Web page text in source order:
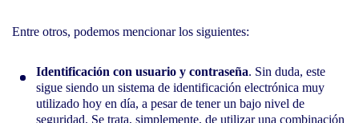
Entre otros, podemos mencionar los siguientes:
Identificación con usuario y contraseña. Sin duda, este
sigue siendo un sistema de identificación electrónica muy
utilizado hoy en día, a pesar de tener un bajo nivel de
seguridad. Se trata, simplemente, de utilizar una combinación